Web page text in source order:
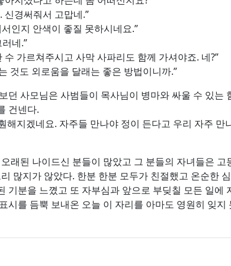
신경써줘서 고맙네.”
인지 안색이 좋질 못하시네요.”
네.”
가르쳐주시고 사막 사파리도 함께 가셔야죠. 네?”
것도 외로움을 달래는 좋은 방법이니까.”
던 사모님은 사범들이 목사님이 병마와 싸울 수 있
건넨다.
해지겠네요. 자주들 만나야 정이 든다고 우리 자주 만
래된 나이드신 분들이 많았고 그 분들의 자녀들은
많지가 않았다. 한분 한분 모두가 친절했고 온순한
기분을 느꼈고 또 자부심과 앞으로 부딪칠 모든 일
시를 듬뿍 보내온 오늘 이 자리를 아마도 영원히 잊지